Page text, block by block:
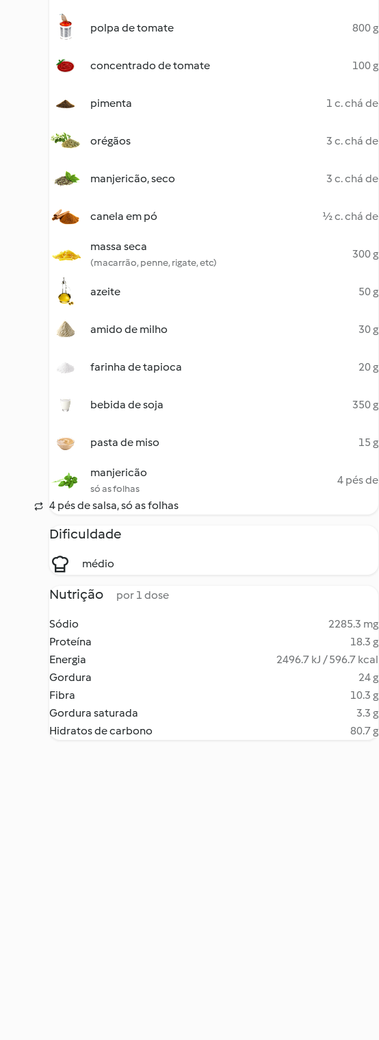
polpa de tomate 800 g
concentrado de tomate 100 g
pimenta 1 c. chá de
orégãos 3 c. chá de
manjericão, seco 3 c. chá de
canela em pó ½ c. chá de
massa seca
(macarrão, penne, rigate, etc)
300 g
azeite 50 g
amido de milho 30 g
farinha de tapioca 20 g
bebida de soja 350 g
pasta de miso 15 g
manjericão
só as folhas
4 pés de
4 pés de salsa, só as folhas
Dificuldade
médio
Nutrição por 1 dose
Sódio
2285.3 mg
Proteína
18.3 g
Energia
2496.7 kJ / 596.7 kcal
Gordura
24 g
Fibra
10.3 g
Gordura saturada
3.3 g
Hidratos de carbono
80.7 g